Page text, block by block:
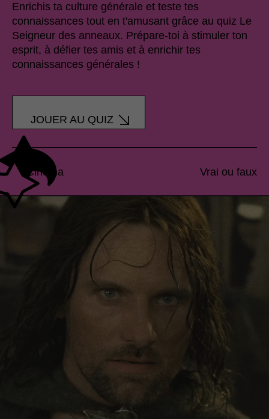
Enrichis ta culture générale et teste tes
connaissances tout en t'amusant grâce au quiz Le
Seigneur des anneaux. Prépare-toi à stimuler ton
esprit, à défier tes amis et à enrichir tes
connaissances générales !
JOUER AU QUIZ
Cinéma Vrai ou faux